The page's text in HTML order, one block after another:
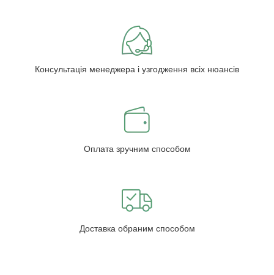
Консультація менеджера і узгодження всіх нюансів
Оплата зручним способом
Доставка обраним способом